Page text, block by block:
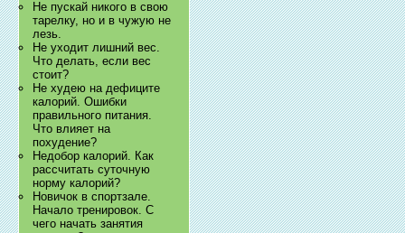
Не пускай никого в свою
тарелку, но и в чужую не
лезь.
Не уходит лишний вес.
Что делать, если вес
стоит?
Не худею на дефиците
калорий. Ошибки
правильного питания.
Что влияет на
похудение?
Недобор калорий. Как
рассчитать суточную
норму калорий?
Новичок в спортзале.
Начало тренировок. С
чего начать занятия